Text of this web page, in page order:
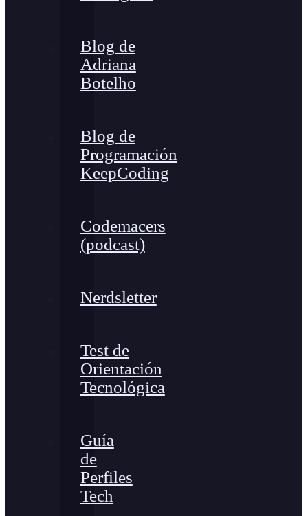
Blog de
Adriana
Botelho
Blog de
Programación
KeepCoding
Codemacers
(podcast)
Nerdsletter
Test de
Orientación
Tecnológica
Guía
de
Perfiles
Tech